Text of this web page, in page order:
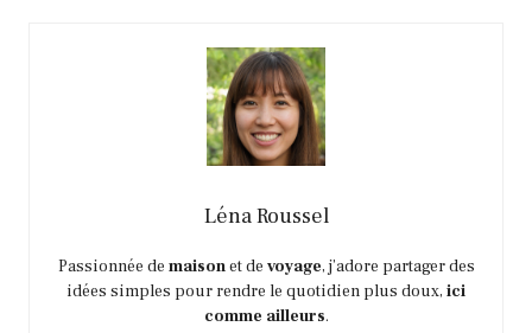
Léna Roussel
Passionnée de maisonet de voyage, j’adore partager des
idées simples pour rendre le quotidien plus doux, ici
comme ailleurs.